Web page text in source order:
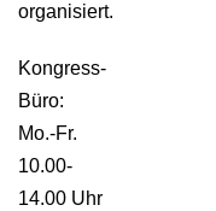
organisiert.
Kongress-
Büro:
Mo.-Fr.
10.00-
14.00 Uhr